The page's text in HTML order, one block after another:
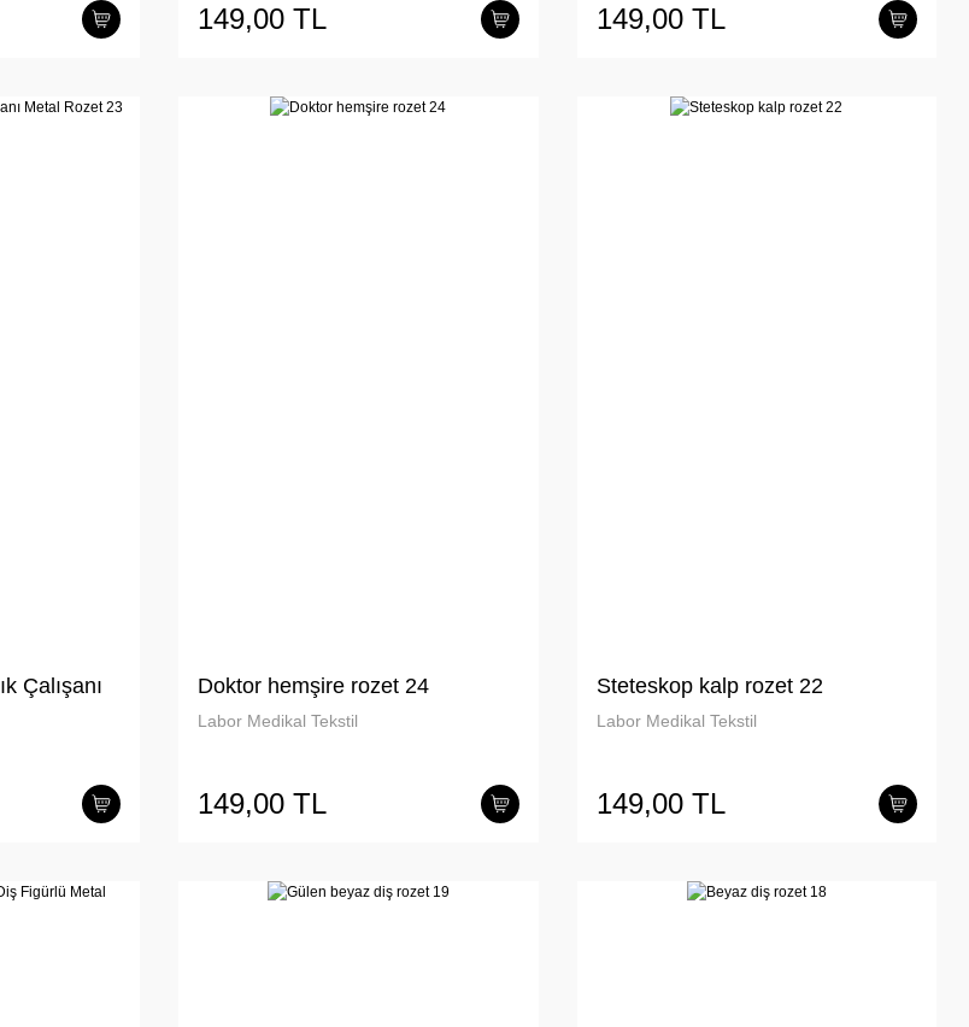
149,00 TL 149,00 TL
Çalışanı
Doktor hemşire rozet 24
Labor Medikal Tekstil
149,00 TL
Steteskop kalp rozet 22
Labor Medikal Tekstil
149,00 TL